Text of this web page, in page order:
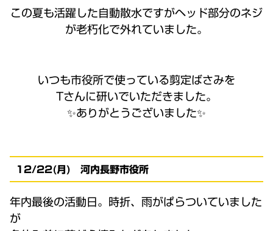
この夏も活躍した自動散水ですがヘッド部分のネジ
が老朽化で外れていました。
いつも市役所で使っている剪定ばさみを
Tさんに研いでいただきました。
✨ありがとうございました✨
12/22(月) 河内長野市役所
年内最後の活動日。時折、雨がぱらついていました
が